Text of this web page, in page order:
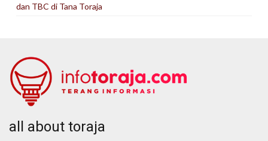
dan TBC di Tana Toraja
all about toraja